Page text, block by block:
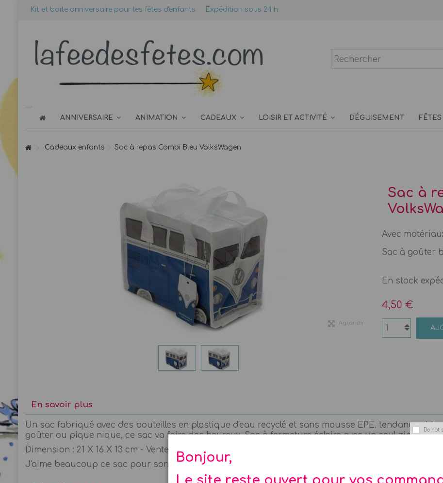
Do not
Bonjour,
Le site reste ouvert pour vos
Kit et boite anniversaire pour les fêtes d'enfants Expédition sous 24 h
ANNIVERSAIRE ANIMATION CADEAUX LOISIR ET ACTIVITÉ DÉGUISEMENT FÊTES
Cadeaux enfants Sac à repas Combi Bleu VolksWagen
Agrandir
Sac à
Avec
Sac à goûter
En stock
4,50 €
En savoir plus
Un sac fabriqué avec des bouteilles en plastique d'eau recyclé et sans mousse EPE. tendance et
goûter ou pique nique, ce sac va faire des heureux. Sac à fermeture éclaire avec un seul zip.
Dimension : 21 X 16 X 13 cm - Vente à l'unité
J'aime beaucoup ce sac pour son design et son côté recyclé ! La Fée